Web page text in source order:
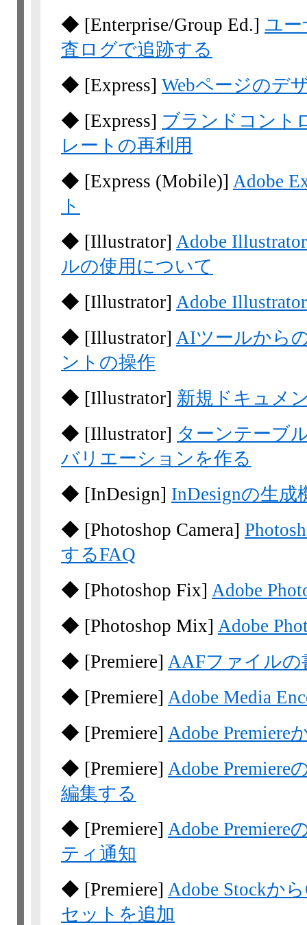
◆ [Enterprise/Group Ed.] ユ
査ログで追跡する
◆ [Express] Webページのデ
◆ [Express] ブランドコント
レートの再利用
◆ [Express (Mobile)] Adobe
ト
◆ [Illustrator] Adobe
ルの使用について
◆ [Illustrator] Adobe
◆ [Illustrator] AIツールから
ントの操作
◆ [Illustrator] 新規ドキュメ
◆ [Illustrator] ターンテーブ
バリエーションを作る
◆ [InDesign] InDesignの生
◆ [Photoshop Camera]
するFAQ
◆ [Photoshop Fix] Adobe
◆ [Photoshop Mix] Adobe
◆ [Premiere] AAFファイルの
◆ [Premiere] Adobe Media
◆ [Premiere] Adobe Premiere
◆ [Premiere] Adobe Premiere
編集する
◆ [Premiere] Adobe Premiere
ティ通知
◆ [Premiere] Adobe Stockか
セットを追加